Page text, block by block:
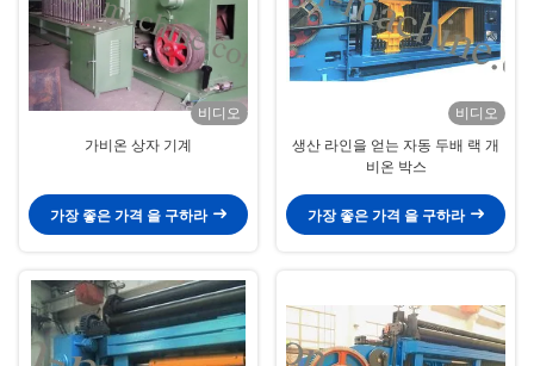
비디오
가비온 상자 기계
가장 좋은 가격 을 구하라
비디오
생산 라인을 얻는 자동 두배 랙 개
비온 박스
가장 좋은 가격 을 구하라